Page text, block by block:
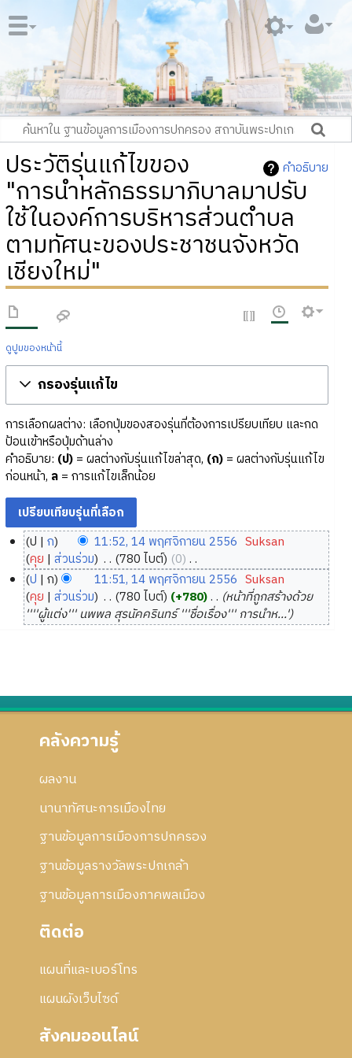
คำอธิบาย
ประวัติรุ่นแก้ไขของ
"การนำหลักธรรมาภิบาลมาปรับ
ใช้ในองค์การบริหารส่วนตำบล
ตามทัศนะของประชาชนจังหวัด
เชียงใหม่"
ดูปูมของหน้านี้
กรองรุ่นแก้ไข
การเลือกผลต่าง: เลือกปุ่มของสองรุ่นที่ต้องการเปรียบเทียบ และกด
ป้อนเข้าหรือปุ่มด้านล่าง
คำอธิบาย: (ป)= ผลต่างกับรุ่นแก้ไขล่าสุด, (ก)= ผลต่างกับรุ่นแก้ไข
ก่อนหน้า, ล= การแก้ไขเล็กน้อย
4
ย
ป ก 11:52, 14 พฤศจิกายน 2556 Suksan
คุย ส่วนร่วม ‎ 780 ไบต์ 0 ‎
ไ
ม่
มี
ค
ย่
อ
ป ก 11:51, 14 พฤศจิกายน 2556 Suksan
คุย ส่วนร่วม ‎ 780 ไบต์ +780 ‎
หน้าที่ถูกสร้างด้วย
''''ผู้แต่ง''' นพพล สุรนัคครินทร์ '''ชื่อเรื่อง''' การนำห...'
คลังความรู้
ผลงาน
นานาทัศนะการเมืองไทย
ฐานข้อมูลการเมืองการปกครอง
ฐานข้อมูลรางวัลพระปกเกล้า
ฐานข้อมูลการเมืองภาคพลเมือง
ติดต่อ
แผนที่และเบอร์โทร
แผนผังเว็บไซด์
สังคมออนไลน์